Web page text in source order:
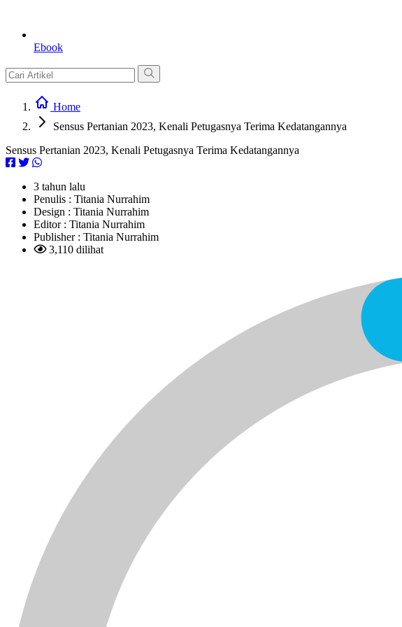
Ebook
Home
Sensus Pertanian 2023, Kenali Petugasnya Terima Kedatangannya
Sensus Pertanian 2023, Kenali Petugasnya Terima Kedatangannya
3 tahun lalu
Penulis : Titania Nurrahim
Design : Titania Nurrahim
Editor : Titania Nurrahim
Publisher : Titania Nurrahim
3,110 dilihat